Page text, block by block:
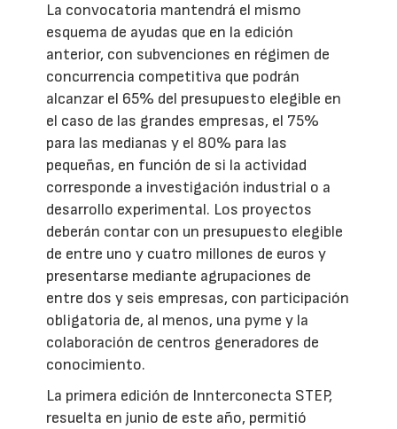
La convocatoria mantendrá el mismo
esquema de ayudas que en la edición
anterior, con subvenciones en régimen de
concurrencia competitiva que podrán
alcanzar el 65% del presupuesto elegible en
el caso de las grandes empresas, el 75%
para las medianas y el 80% para las
pequeñas, en función de si la actividad
corresponde a investigación industrial o a
desarrollo experimental. Los proyectos
deberán contar con un presupuesto elegible
de entre uno y cuatro millones de euros y
presentarse mediante agrupaciones de
entre dos y seis empresas, con participación
obligatoria de, al menos, una pyme y la
colaboración de centros generadores de
conocimiento.
La primera edición de Innterconecta STEP,
resuelta en junio de este año, permitió